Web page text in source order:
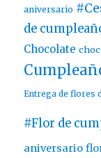
aniversario
de
Chocolate
Entrega de flores
#Flor de
aniversario